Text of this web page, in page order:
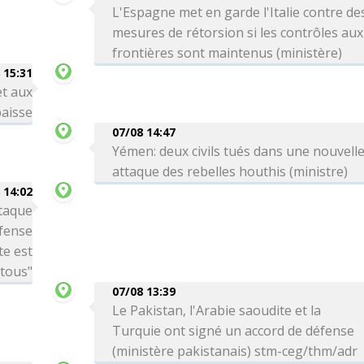
L'Espagne met en garde l'Italie contre
mesures de rétorsion si les contrôles aux
frontières sont maintenus (ministère)
aux
07/08 14:47
Yémen: deux civils tués dans une
attaque des rebelles houthis (ministre)
est
07/08 13:39
Le Pakistan, l'Arabie saoudite et la
Turquie ont signé un accord de défense
(ministère pakistanais) stm-ceg/thm/adr